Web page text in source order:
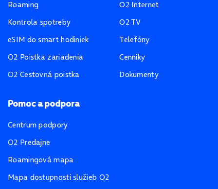
Roaming
Kontrola spotreby
eSIM do smart hodiniek
O2 Poistka zariadenia
O2 Cestovná poistka
O2 Internet
O2 TV
Telefóny
Cenníky
Dokumenty
Pomoc a podpora
Centrum podpory
O2 Predajne
Roamingová mapa
Mapa dostupnosti služieb O2